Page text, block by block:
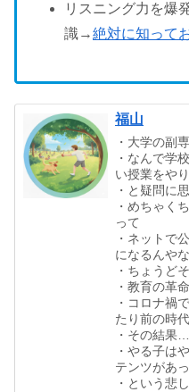
リスニング力を爆
識→絶対に知って
福山
・大学の副
・なんで学
い授業をや
・と疑問に
・めちゃく
って
・ネットで
になるんや
・ちょうど
・教育の革
・コロナ禍
たり前の時
・その結果…
・やる子は
テンツがあ
・という悲